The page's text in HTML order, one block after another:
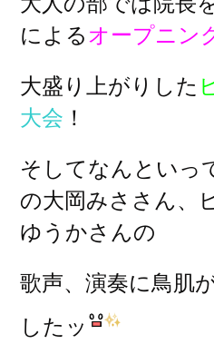
によるオープニン
大盛り上がりした
大会 ！
そしてなんといっ
の大岡みささん、
ゆうかさんの
歌声、演奏に鳥肌
したッ